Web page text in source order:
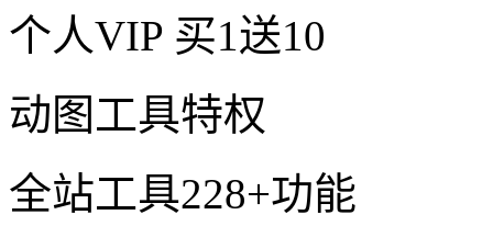
个人VIP 买1送10
动图工具特权
全站工具228+功能